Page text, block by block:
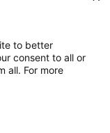
to better
consent to all or
all. For more